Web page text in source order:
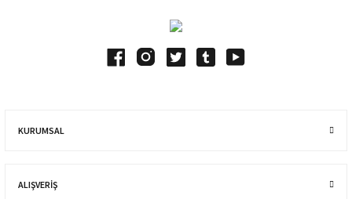
KURUMSAL
ALIŞVERIŞ